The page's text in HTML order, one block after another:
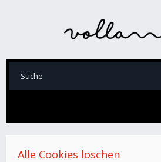
Alle Cookies löschen